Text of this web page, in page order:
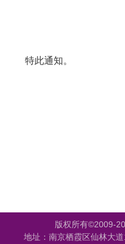
特此通知。
版权所有©2009-
地址：南京栖霞区仙林大